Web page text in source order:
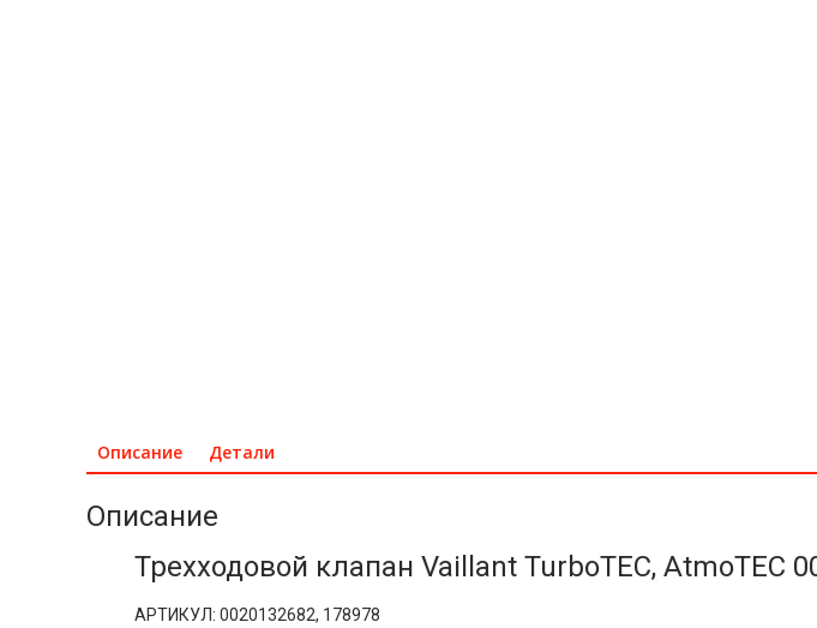
Описание Детали
Описание
Трехходовой клапан Vaillant TurboTEC, AtmoTEC
АРТИКУЛ: 0020132682, 178978